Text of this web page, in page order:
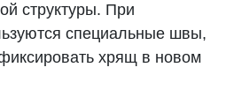
структуры. При
специальные швы,
хрящ в новом